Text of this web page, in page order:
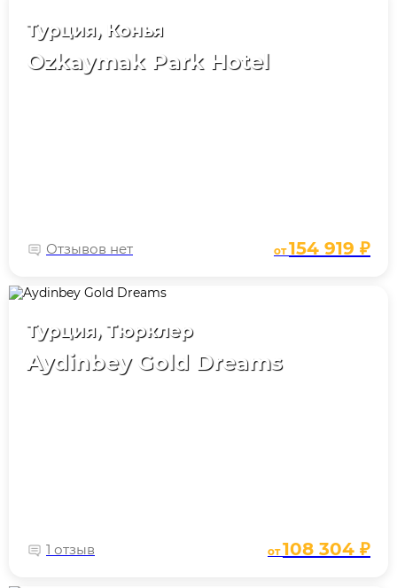
Турция, Конья
Ozkaymak Park Hotel
Отзывов нет от154 919 ₽
Турция, Тюрклер
Aydinbey Gold Dreams
1 отзыв от108 304 ₽